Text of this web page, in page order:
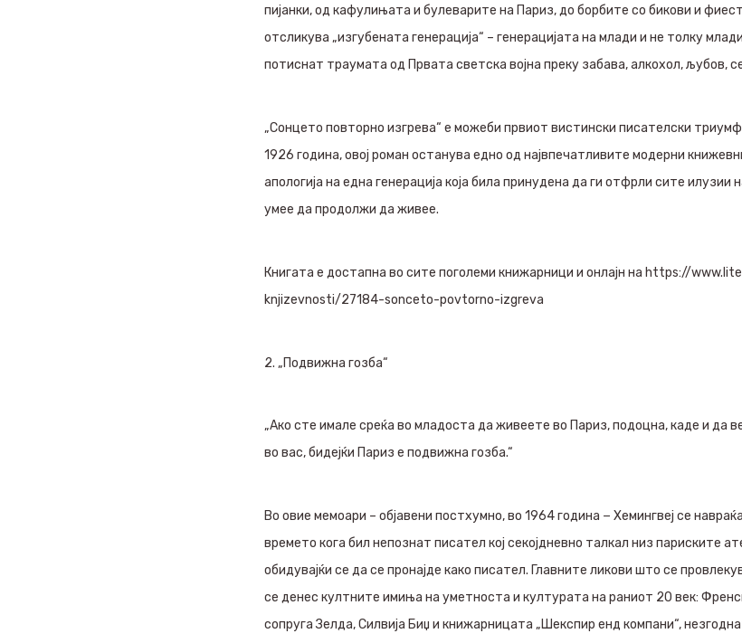
пијанки, од кафулињата и булеварите на Париз, до борбите со бикови и
отсликува „изгубената генерација“ – генерацијата на млади и не толку
потиснат траумата од Првата светска војна преку забава, алкохол, љубов,
„Сонцето повторно изгрева“ е можеби првиот вистински писателски триумф
1926 година, овој роман останува едно од највпечатливите модерни
апологија на една генерација која била принудена да ги отфрли сите
умее да продолжи да живее.
Книгата е достапна во сите поголеми книжарници и онлајн на https://
knjizevnosti/27184-sonceto-povtorno-izgreva
2. „Подвижна гозба“
„Ако сте имале среќа во младоста да живеете во Париз, подоцна, каде и да
во вас, бидејќи Париз е подвижна гозба.“
Во овие мемоари – објавени постхумно, во 1964 година − Хемингвеј се
времето кога бил непознат писател кој секојдневно талкал низ париските
обидувајќи се да се пронајде како писател. Главните ликови што се
се денес култните имиња на уметноста и културата на раниот 20 век:
сопруга Зелда, Силвија Биџ и книжарницата „Шекспир енд компани“,